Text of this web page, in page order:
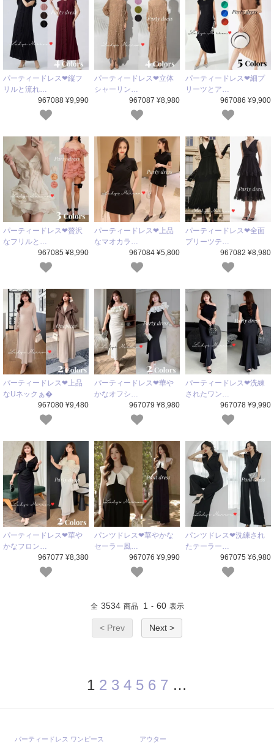
パーティードレス❤縦フ
リルと流れ…
967088 ¥9,990
パーティードレス❤立体
シャーリン…
967087 ¥8,980
パーティードレス❤細プ
リーツとア…
967086 ¥9,900
パーティードレス❤贅沢
なフリルと…
967085 ¥8,990
パーティードレス❤上品
なマオカラ…
967084 ¥5,800
パーティードレス❤全面
プリーツテ…
967082 ¥8,980
パーティードレス❤上品
なUネックぁ�
967080 ¥9,480
パーティードレス❤華や
かなオフシ…
967079 ¥8,980
パーティードレス❤洗練
されたワン…
967078 ¥9,990
パーティードレス❤華や
かなフロン…
967077 ¥8,380
パンツドレス❤華やかな
セーラー風…
967076 ¥9,990
パンツドレス❤洗練され
たテーラー…
967075 ¥6,980
全 3534 商品 1 - 60 表示
< Prev Next >
1 2 3 4 5 6 7 …
パーティードレス ワンピース アウター